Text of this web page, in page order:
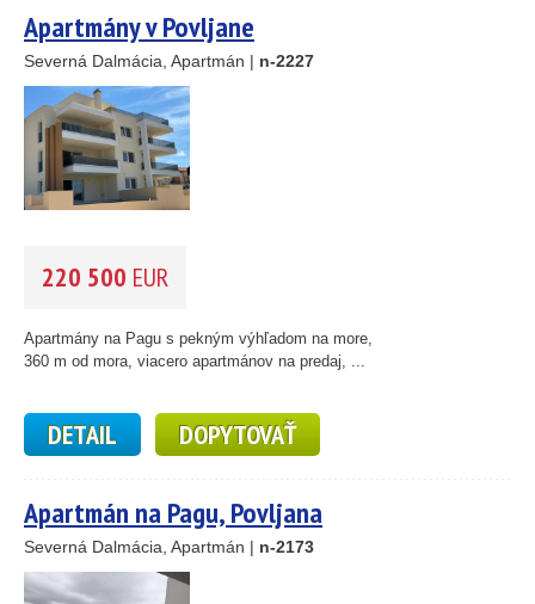
Apartmány v Povljane
Severná Dalmácia, Apartmán | n-2227
220 500 EUR
Apartmány na Pagu s pekným výhľadom na more,
360 m od mora, viacero apartmánov na predaj, ...
DETAIL DOPYTOVAŤ
Apartmán na Pagu, Povljana
Severná Dalmácia, Apartmán | n-2173